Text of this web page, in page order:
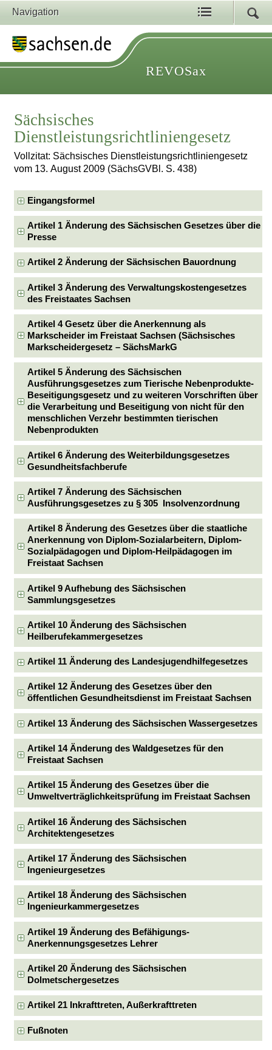
Navigation
REVOSax
Sächsisches
Dienstleistungsrichtliniengesetz
Vollzitat: Sächsisches Dienstleistungsrichtliniengesetz
vom 13. August 2009 (SächsGVBl. S. 438)
Eingangsformel
Artikel 1 Änderung des Sächsischen Gesetzes über die
Presse
Artikel 2 Änderung der Sächsischen Bauordnung
Artikel 3 Änderung des Verwaltungskostengesetzes
des Freistaates Sachsen
Artikel 4 Gesetz über die Anerkennung als
Markscheider im Freistaat Sachsen (Sächsisches
Markscheidergesetz – SächsMarkG
Artikel 5 Änderung des Sächsischen
Ausführungsgesetzes zum Tierische Nebenprodukte-
Beseitigungsgesetz und zu weiteren Vorschriften über
die Verarbeitung und Beseitigung von nicht für den
menschlichen Verzehr bestimmten tierischen
Nebenprodukten
Artikel 6 Änderung des Weiterbildungsgesetzes
Gesundheitsfachberufe
Artikel 7 Änderung des Sächsischen
Ausführungsgesetzes zu § 305 Insolvenzordnung
Artikel 8 Änderung des Gesetzes über die staatliche
Anerkennung von Diplom-Sozialarbeitern, Diplom-
Sozialpädagogen und Diplom-Heilpädagogen im
Freistaat Sachsen
Artikel 9 Aufhebung des Sächsischen
Sammlungsgesetzes
Artikel 10 Änderung des Sächsischen
Heilberufekammergesetzes
Artikel 11 Änderung des Landesjugendhilfegesetzes
Artikel 12 Änderung des Gesetzes über den
öffentlichen Gesundheitsdienst im Freistaat Sachsen
Artikel 13 Änderung des Sächsischen Wassergesetzes
Artikel 14 Änderung des Waldgesetzes für den
Freistaat Sachsen
Artikel 15 Änderung des Gesetzes über die
Umweltverträglichkeitsprüfung im Freistaat Sachsen
Artikel 16 Änderung des Sächsischen
Architektengesetzes
Artikel 17 Änderung des Sächsischen
Ingenieurgesetzes
Artikel 18 Änderung des Sächsischen
Ingenieurkammergesetzes
Artikel 19 Änderung des Befähigungs-
Anerkennungsgesetzes Lehrer
Artikel 20 Änderung des Sächsischen
Dolmetschergesetzes
Artikel 21 Inkrafttreten, Außerkrafttreten
Fußnoten